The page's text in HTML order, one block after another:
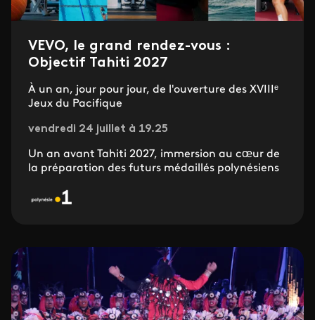
VEVO, le grand rendez-vous :
Objectif Tahiti 2027
À un an, jour pour jour, de l'ouverture des XVIIIᵉ
Jeux du Pacifique
vendredi 24 juillet à 19.25
Un an avant Tahiti 2027, immersion au cœur de
la préparation des futurs médaillés polynésiens